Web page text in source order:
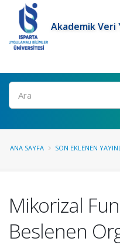
Akademik Veri
Ara
ANA SAYFA SON EKLENEN
Mikorizal
Beslenen